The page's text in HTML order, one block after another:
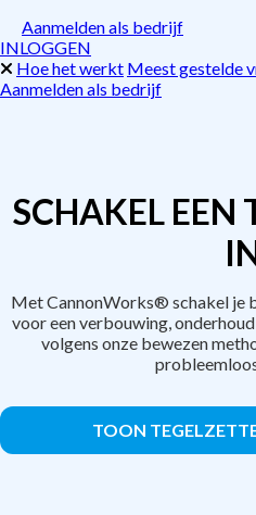
Aanmelden als bedrijf
INLOGGEN
Hoe het werkt Meest gestelde
Aanmelden als bedrijf
SCHAKEL EEN
Met CannonWorks® schakel je
voor een verbouwing,
volgens onze bewezen
TOON